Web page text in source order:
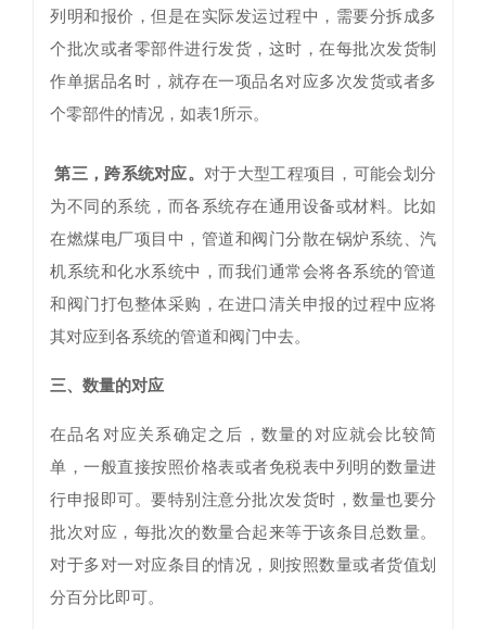
列明和报价，但是在实际发运过程中，需要分拆成多
个批次或者零部件进行发货，这时，在每批次发货制
作单据品名时，就存在一项品名对应多次发货或者多
个零部件的情况，如表1所示。
第三，跨系统对应。对于大型工程项目，可能会划分
为不同的系统，而各系统存在通用设备或材料。比如
在燃煤电厂项目中，管道和阀门分散在锅炉系统、汽
机系统和化水系统中，而我们通常会将各系统的管道
和阀门打包整体采购，在进口清关申报的过程中应将
其对应到各系统的管道和阀门中去。
三、数量的对应
在品名对应关系确定之后，数量的对应就会比较简
单，一般直接按照价格表或者免税表中列明的数量进
行申报即可。要特别注意分批次发货时，数量也要分
批次对应，每批次的数量合起来等于该条目总数量。
对于多对一对应条目的情况，则按照数量或者货值划
分百分比即可。